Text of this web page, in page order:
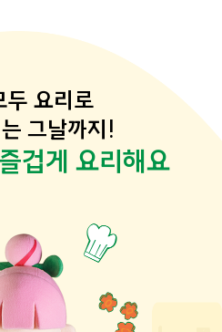
두 요리로
그날까지!
겁게 요리해요